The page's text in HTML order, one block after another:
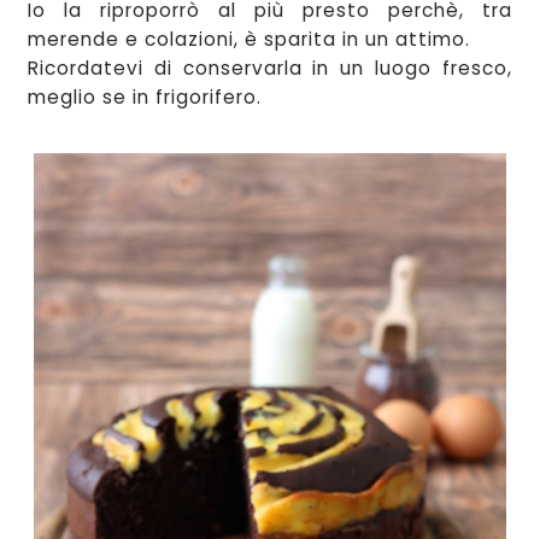
Io lariproporrò al più presto perchè, tra
merende e colazioni, è sparita in un attimo.
Ricordatevi di conservarla in un luogo fresco,
meglio se in frigorifero.